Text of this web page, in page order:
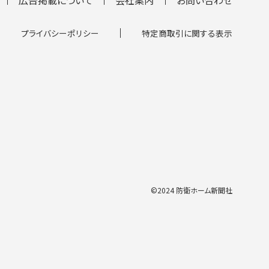
プライバシーポリシー 特定商取引に関する表示
©2024 防衛ホーム新聞社